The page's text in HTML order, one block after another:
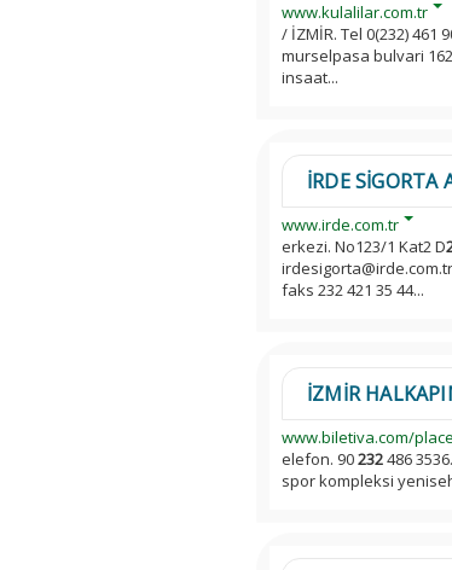
www.kulalilar.com.tr
/ İZMİR. Tel 0(232) 461
murselpasa bulvari 162
insaat...
İRDE SİGORTA
www.irde.com.tr
erkezi. No123/1 Kat2 D
faks 232 421 35 44...
İZMİR
www.biletiva.com/
elefon. 90232486
spor kompleksi